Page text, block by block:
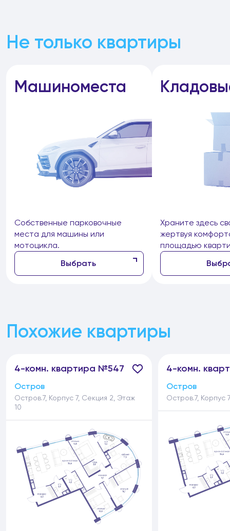
Не только квартиры
Машиноместа
Собственные парковочные
места для машины или
мотоцикла.
Выбрать
Храните здесь
жертвуя
площадью
Похожие квартиры
4-комн. квартира №547
Остров
Остров.7, Корпус 7, Секция 2, Этаж
10
4-комн.
Остров
Остров.7, Корпус